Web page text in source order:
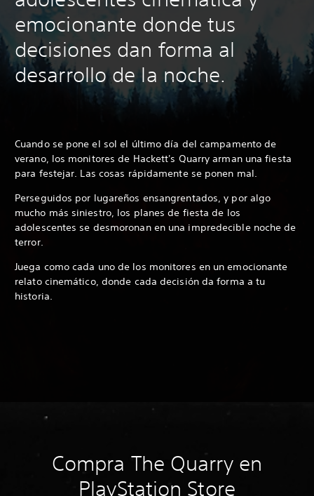
emocionante donde tus
decisiones dan forma al
desarrollo de la noche.
Cuando se pone el sol el último día del campamento de
verano, los monitores de Hackett's Quarry arman una fiesta
para festejar. Las cosas rápidamente se ponen mal.
Perseguidos por lugareños ensangrentados, y por algo
mucho más siniestro, los planes de fiesta de los
adolescentes se desmoronan en una impredecible noche de
terror.
Juega como cada uno de los monitores en un emocionante
relato cinemático, donde cada decisión da forma a tu
historia.
Compra The Quarry en
PlayStation Store